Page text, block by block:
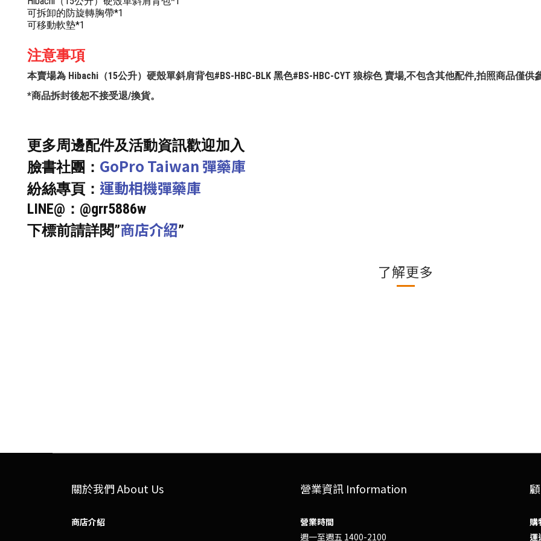
可拆卸的防旋轉胸帶*1
可移動軟墊*1
注意事項
本賣場為 Hibachi（15公升）硬殼單斜肩背包#BS-HBC-BLK 黑色#BS-HBC-CYT 狼棕色 賣場,不包含其他配件,拍照商品僅供
*商品拆封後恕不接受退/換貨。
更多周邊配件及活動資訊歡迎加入
臉書社團： GoPro Taiwan 彈藥庫
紛絲專頁： 運動相機彈藥庫
LINE@：@grr5886w
下標前請詳閱”商店介紹”
了解更多
關於我們 About Us
商店介紹
營業資訊 Information
營業時間
週一至週五 1400-2100
購